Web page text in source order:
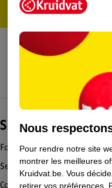
Service Clientèle
Foire aux questions
Service Clientèle
Commande & Livraison
Nous
Pour rendre notre site
montrer les meilleures
Kruidvat.be. Vous
retirer vos préférences.